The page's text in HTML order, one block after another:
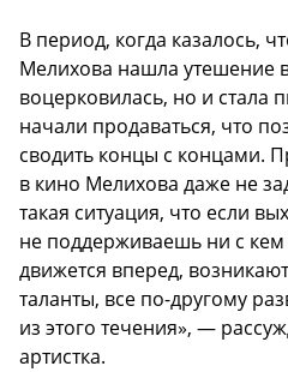
В период, когда казалось,
Мелихова нашла утешение
воцерковилась, но и стала
начали продаваться, что
сводить концы с концами.
в кино Мелихова даже не
такая ситуация, что если
не поддерживаешь ни с кем
движется вперед,
таланты, все по-другому
из этого течения», —
артистка.